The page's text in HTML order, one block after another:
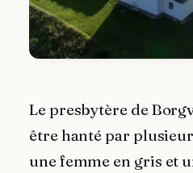
Le presbytère de
être hanté par
une femme en gris et